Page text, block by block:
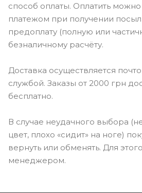
способ оплаты. Оплатить
платежом при получении
предоплату (полную или
безналичному расчёту.
Доставка осуществляется
службой. Заказы от 2000 грн
бесплатно.
В случае неудачного выбора
цвет, плохо «сидит» на ноге)
вернуть или обменять. Для
менеджером.